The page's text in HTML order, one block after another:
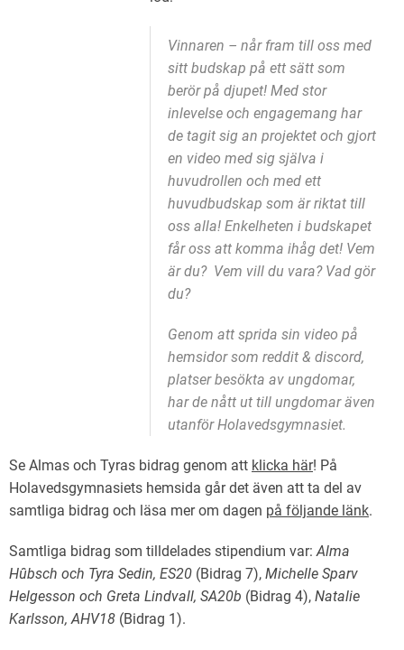
Vinnaren – når fram till oss med
sitt budskap på ett sätt som
berör på djupet! Med stor
inlevelse och engagemang har
de tagit sig an projektet och gjort
en video med sig själva i
huvudrollen och med ett
huvudbudskap som är riktat till
oss alla! Enkelheten i budskapet
får oss att komma ihåg det! Vem
är du? Vem vill du vara? Vad gör
du?
Genom att sprida sin video på
hemsidor som reddit & discord,
platser besökta av ungdomar,
har de nått ut till ungdomar även
utanför Holavedsgymnasiet.
Se Almas och Tyras bidrag genom att klicka här! På
Holavedsgymnasiets hemsida går det även att ta del av
samtliga bidrag och läsa mer om dagen på följande länk.
Samtliga bidrag som tilldelades stipendium var:Alma
Hûbsch och Tyra Sedin, ES20 (Bidrag 7), Michelle Sparv
Helgesson och Greta Lindvall, SA20b (Bidrag 4), Natalie
Karlsson, AHV18 (Bidrag 1).